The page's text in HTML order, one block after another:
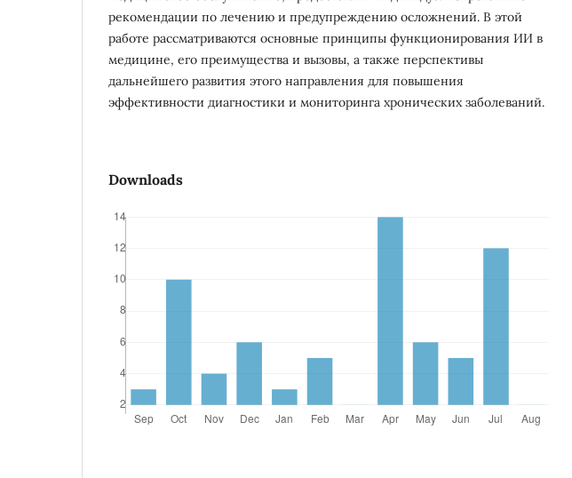
рекомендации по лечению и предупреждению осложнений. В этой
работе рассматриваются основные принципы функционирования ИИ в
медицине, его преимущества и вызовы, а также перспективы
дальнейшего развития этого направления для повышения
эффективности диагностики и мониторинга хронических заболеваний.
Downloads